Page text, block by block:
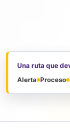
Una ruta que
Alerta Proceso